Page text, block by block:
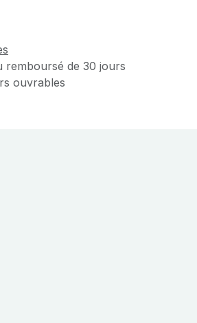
remboursé de 30 jours
ouvrables